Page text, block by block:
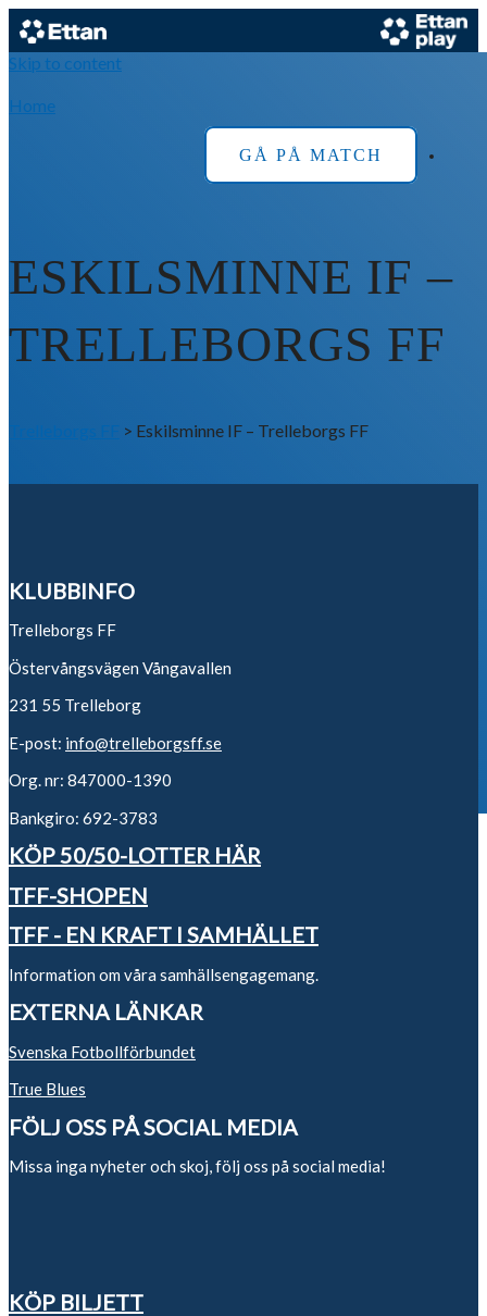
Skip to content
Home
GÅ PÅ MATCH
ESKILSMINNE IF –
TRELLEBORGS FF
Trelleborgs FF > Eskilsminne IF – Trelleborgs FF
KLUBBINFO
Trelleborgs FF
Östervångsvägen Vångavallen
231 55 Trelleborg
E-post: info@trelleborgsff.se
Org. nr: 847000-1390
Bankgiro: 692-3783
KÖP 50/50-LOTTER HÄR
TFF-SHOPEN
TFF - EN KRAFT I SAMHÄLLET
Information om våra samhällsengagemang.
EXTERNA LÄNKAR
Svenska Fotbollförbundet
True Blues
FÖLJ OSS PÅ SOCIAL MEDIA
Missa inga nyheter och skoj, följ oss på social media!
KÖP BILJETT